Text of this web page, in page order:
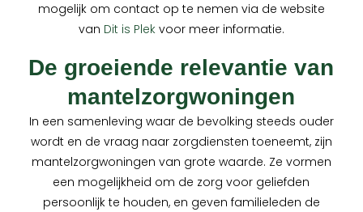
mogelijk om contact op te nemen via de website
van Dit is Plekvoor meer informatie.
De groeiende relevantie van
mantelzorgwoningen
In een samenleving waar de bevolking steeds ouder
wordt en de vraag naar zorgdiensten toeneemt, zijn
mantelzorgwoningen van grote waarde. Ze vormen
een mogelijkheid om de zorg voor geliefden
persoonlijk te houden, en geven familieleden de